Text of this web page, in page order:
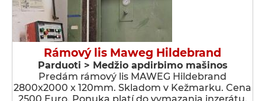
Rámový lis Maweg Hildebrand
Parduoti > Medžio apdirbimo mašinos
Predám rámový lis MAWEG Hildebrand
2800x2000 x 120mm. Skladom v Kežmarku. Cena